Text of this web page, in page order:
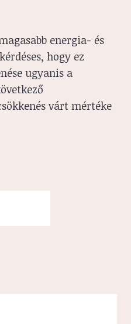
energia- és
hogy ez
ugyanis a
várt mértéke